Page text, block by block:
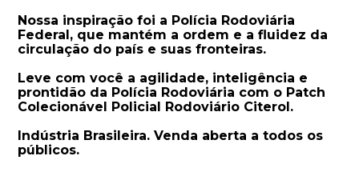
Nossa inspiração foi a Polícia Rodoviária
Federal, que mantém a ordem e a fluidez da
circulação do país e suas fronteiras.
Leve com você a agilidade, inteligência e
prontidão da Polícia Rodoviária com o Patch
Colecionável Policial Rodoviário Citerol.
Indústria Brasileira. Venda aberta a todos os
públicos.